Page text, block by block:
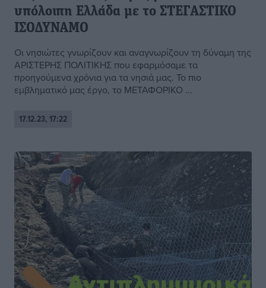
υπόλοιπη Ελλάδα με το ΣΤΕΓΑΣΤΙΚΟ
ΙΣΟΔΥΝΑΜΟ
Οι νησιώτες γνωρίζουν και αναγνωρίζουν τη δύναμη της
ΑΡΙΣΤΕΡΗΣ ΠΟΛΙΤΙΚΗΣ που εφαρμόσαμε τα
προηγούμενα χρόνια για τα νησιά μας. Το πιο
εμβληματικό μας έργο, το ΜΕΤΑΦΟΡΙΚΟ ...
17.12.23, 17:22